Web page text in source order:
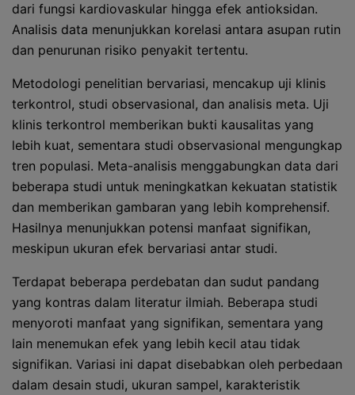
dari fungsi kardiovaskular hingga efek antioksidan.
Analisis data menunjukkan korelasi antara asupan rutin
dan penurunan risiko penyakit tertentu.
Metodologi penelitian bervariasi, mencakup uji klinis
terkontrol, studi observasional, dan analisis meta. Uji
klinis terkontrol memberikan bukti kausalitas yang
lebih kuat, sementara studi observasional mengungkap
tren populasi. Meta-analisis menggabungkan data dari
beberapa studi untuk meningkatkan kekuatan statistik
dan memberikan gambaran yang lebih komprehensif.
Hasilnya menunjukkan potensi manfaat signifikan,
meskipun ukuran efek bervariasi antar studi.
Terdapat beberapa perdebatan dan sudut pandang
yang kontras dalam literatur ilmiah. Beberapa studi
menyoroti manfaat yang signifikan, sementara yang
lain menemukan efek yang lebih kecil atau tidak
signifikan. Variasi ini dapat disebabkan oleh perbedaan
dalam desain studi, ukuran sampel, karakteristik